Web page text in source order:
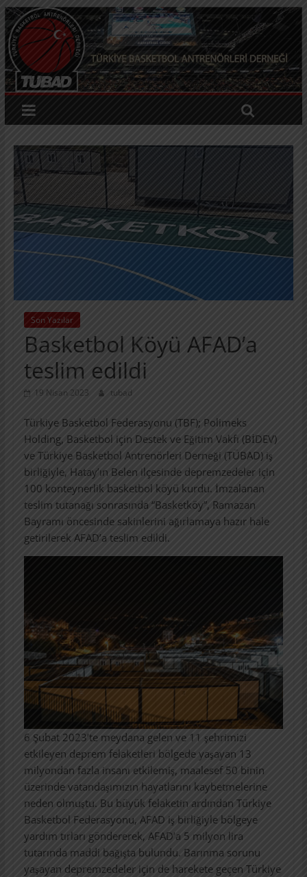
Son Yazılar
Basketbol Köyü AFAD’a
teslim edildi
19 Nisan 2023 tubad
Türkiye Basketbol Federasyonu (TBF); Polimeks
Holding, Basketbol için Destek ve Eğitim Vakfı (BİDEV)
ve Türkiye Basketbol Antrenörleri Derneği (TÜBAD) iş
birliğiyle, Hatay’ın Belen ilçesinde depremzedeler için
100 konteynerlik basketbol köyü kurdu. İmzalanan
teslim tutanağı sonrasında “Basketköy”, Ramazan
Bayramı öncesinde sakinlerini ağırlamaya hazır hale
getirilerek AFAD’a teslim edildi.
6 Şubat 2023’te meydana gelen ve 11 şehrimizi
etkileyen deprem felaketleri bölgede yaşayan 13
milyondan fazla insanı etkilemiş, maalesef 50 binin
üzerinde vatandaşımızın hayatlarını kaybetmelerine
neden olmuştu. Bu büyük felaketin ardından Türkiye
Basketbol Federasyonu, AFAD iş birliğiyle bölgeye
yardım tırları göndererek, AFAD’a 5 milyon lira
tutarında maddi bağışta bulundu. Barınma sorunu
yaşayan depremzedeler için de harekete geçen Türkiye